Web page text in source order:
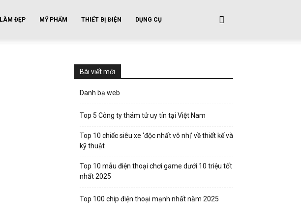
LÀM ĐẸP MỸ PHẨM THIẾT BỊ ĐIỆN DỤNG CỤ
Bài viết mới
Danh bạ web
Top 5 Công ty thám tử uy tín tại Việt Nam
Top 10 chiếc siêu xe ‘độc nhất vô nhị’ về thiết kế và
kỹ thuật
Top 10 mẫu điện thoại chơi game dưới 10 triệu tốt
nhất 2025
Top 100 chip điện thoại mạnh nhất năm 2025